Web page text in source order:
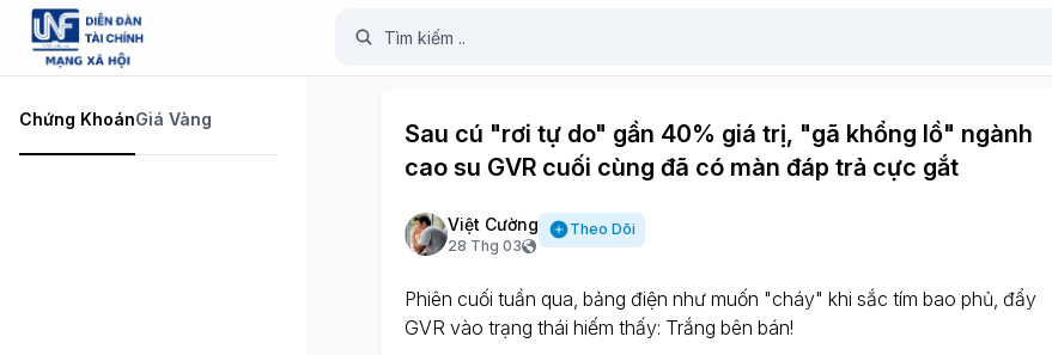
Chứng KhoánGiá Vàng
Sau cú "rơi tự do" gần 40% giá trị, "gã khổng lồ" ngành
cao su GVR cuối cùng đã có màn đáp trả cực gắt
Việt Cường
28 Thg 03
Theo Dõi
Phiên cuối tuần qua, bảng điện như muốn "cháy" khi sắc tím bao phủ, đẩy
GVR vào trạng thái hiếm thấy: Trắng bên bán!